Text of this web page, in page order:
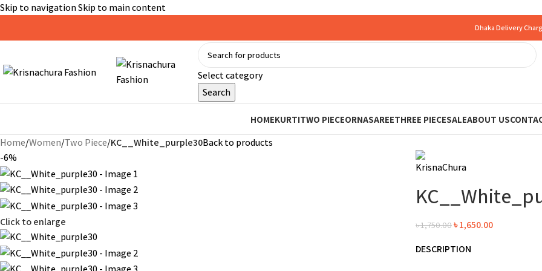
Skip to navigationSkip to main content
Dhaka Delivery
Select category
Search
HOMEKURTITWO PIECEORNASAREETHREE PIECESALEABOUT US
Home/Women/Two Piece/KC__White_purple30Back to products
-6%
Click to enlarge ৳1,750.00৳1,650.00
DESCRIPTION